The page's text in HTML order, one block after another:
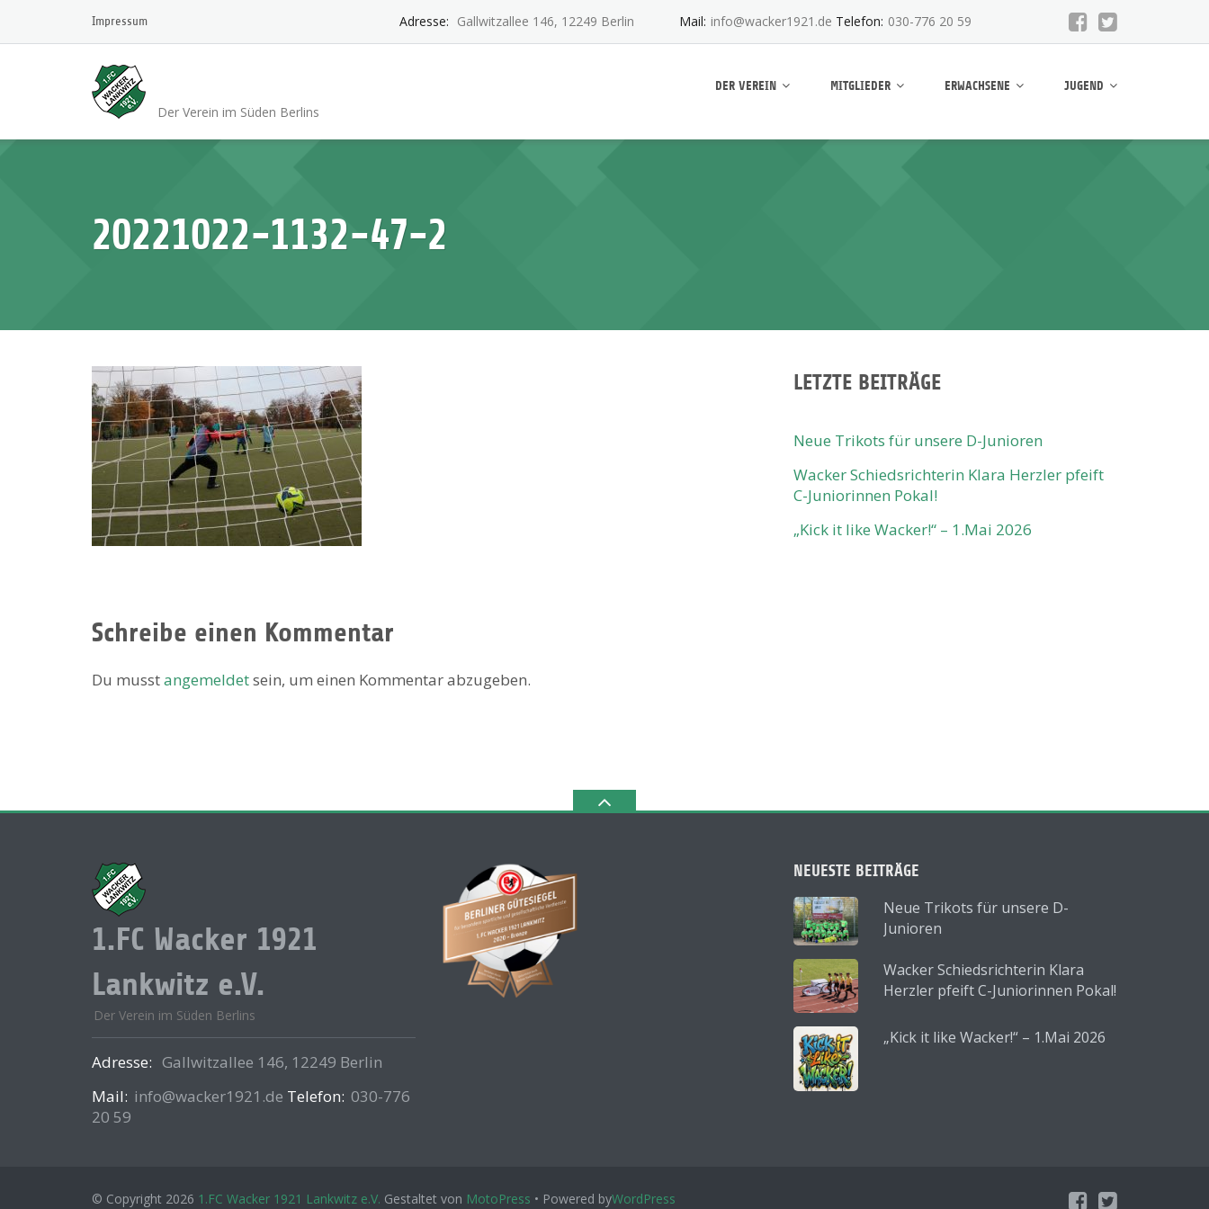
content
Impressum Adresse: Gallwitzallee 146, 12249 Berlin Mail: info@wacker1921.de Telefon: 030-776 20 59
Der Verein im Süden Berlins
DER VEREIN MITGLIEDER ERWACHSENE JUGEND
20221022-1132-47-2
Schreibe einen Kommentar
Du musstangemeldetsein, um einen Kommentar abzugeben.
LETZTE BEITRÄGE
Neue Trikots für unsere D-Junioren
Wacker Schiedsrichterin Klara Herzler pfeift
C-Juniorinnen Pokal!
„Kick it like Wacker!“ – 1.Mai 2026
1.FC Wacker 1921
Lankwitz e.V.
Der Verein im Süden Berlins
Adresse: Gallwitzallee 146, 12249 Berlin
Mail: info@wacker1921.de Telefon: 030-776
20 59
NEUESTE BEITRÄGE
Neue Trikots für unsere D-
Junioren
Wacker Schiedsrichterin Klara
Herzler pfeift C-Juniorinnen Pokal!
„Kick it like Wacker!“ – 1.Mai 2026
© Copyright 2026 1.FC Wacker 1921 Lankwitz e.V. Gestaltet von MotoPress • Powered byWordPress